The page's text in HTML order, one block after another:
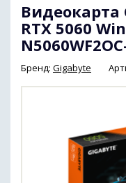
Видеокарта
RTX 5060
Бренд: Gigabyte